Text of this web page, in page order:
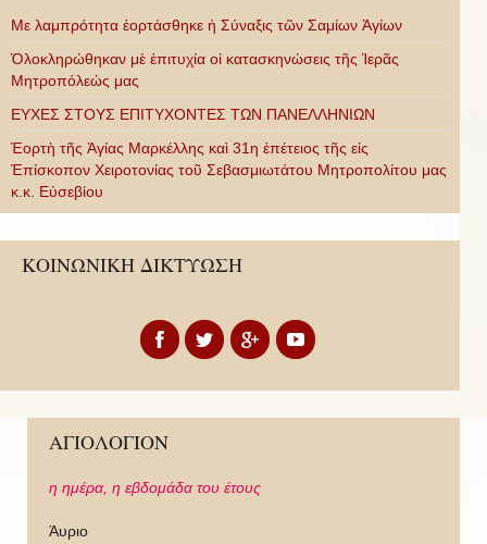
Με λαμπρότητα ἑορτάσθηκε ἡ Σύναξις τῶν Σαμίων Ἁγίων
Ὁλοκληρώθηκαν μὲ ἐπιτυχία οἱ κατασκηνώσεις τῆς Ἱερᾶς
Μητροπόλεώς μας
ΕΥΧΕΣ ΣΤΟΥΣ ΕΠΙΤΥΧΟΝΤΕΣ ΤΩΝ ΠΑΝΕΛΛΗΝΙΩΝ
Ἑορτὴ τῆς Ἁγίας Μαρκέλλης καὶ 31η ἐπέτειος τῆς εἰς
Ἐπίσκοπον Χειροτονίας τοῦ Σεβασμιωτάτου Μητροπολίτου μας
κ.κ. Εὐσεβίου
ΚΟΙΝΩΝΙΚΗ ΔΙΚΤΥΩΣΗ
ΑΓΙΟΛΟΓΙΟΝ
η ημέρα, η εβδομάδα του έτους
Άυριο